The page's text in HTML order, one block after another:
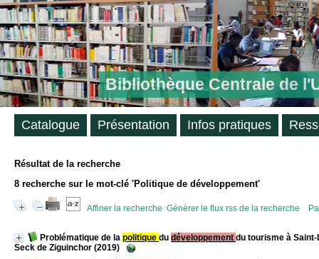
Bibliothèque Centrale de
Résultat de la recherche
8 recherche sur le mot-clé 'Politique de développement'
Affiner la recherche Générer le flux rss de la recherche
Problématique de la politique du développement du tourisme à Saint-
Seck de Ziguinchor (2019)
Catalogue Présentation Infos pratiques